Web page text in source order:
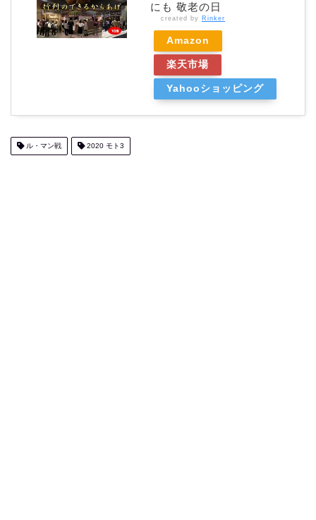
にも 敬老の日
created by Rinker
Amazon
楽天市場
Yahooショッピング
ル・マン戦 2020 モト3